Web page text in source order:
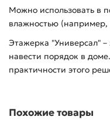
Можно использовать в
влажностью (например,
Этажерка "Универсал"
навести порядок в
практичности этого
Похожие товары